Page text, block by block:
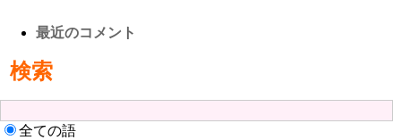
最近のコメント
検索
全ての語